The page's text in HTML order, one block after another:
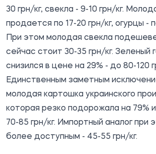
30 грн/кг, свекла - 9-10 грн/кг.
продается по 17-20 грн/кг, огурцы -
При этом молодая свекла
сейчас стоит 30-35 грн/кг. Зеленый
снизился в цене на 29% - до 80-120
Единственным заметным
молодая картошка украинского
которая резко подорожала на 79%
70-85 грн/кг. Импортный аналог при
более доступным - 45-55 грн/кг.